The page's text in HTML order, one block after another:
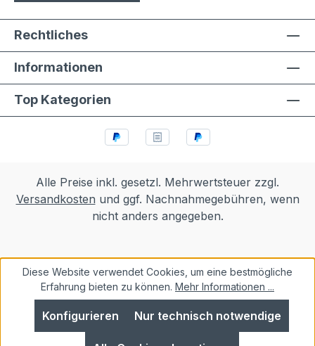
Rechtliches
Informationen
Top Kategorien
Alle Preise inkl. gesetzl. Mehrwertsteuer zzgl.
Versandkosten und ggf. Nachnahmegebühren, wenn
nicht anders angegeben.
Diese Website verwendet Cookies, um eine bestmögliche
Erfahrung bieten zu können. Mehr Informationen ...
Nur technisch notwendige
Konfigurieren